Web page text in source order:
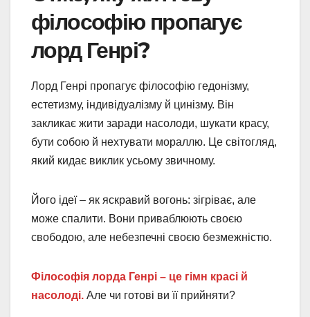
філософію пропагує
лорд Генрі?
Лорд Генрі пропагує філософію гедонізму,
естетизму, індивідуалізму й цинізму. Він
закликає жити заради насолоди, шукати красу,
бути собою й нехтувати мораллю. Це світогляд,
який кидає виклик усьому звичному.
Його ідеї – як яскравий вогонь: зігріває, але
може спалити. Вони приваблюють своєю
свободою, але небезпечні своєю безмежністю.
Філософія лорда Генрі – це гімн красі й
насолоді. Але чи готові ви її прийняти?